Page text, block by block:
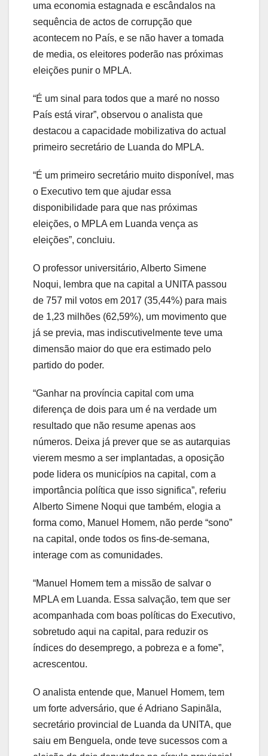
uma economia estagnada e escândalos na
sequência de actos de corrupção que
acontecem no País, e se não haver a tomada
de media, os eleitores poderão nas próximas
eleições punir o MPLA.
“É um sinal para todos que a maré no nosso
País está virar”, observou o analista que
destacou a capacidade mobilizativa do actual
primeiro secretário de Luanda do MPLA.
“É um primeiro secretário muito disponível, mas
o Executivo tem que ajudar essa
disponibilidade para que nas próximas
eleições, o MPLA em Luanda vença as
eleições”, concluiu.
O professor universitário, Alberto Simene
Noqui, lembra que na capital a UNITA passou
de 757 mil votos em 2017 (35,44%) para mais
de 1,23 milhões (62,59%), um movimento que
já se previa, mas indiscutivelmente teve uma
dimensão maior do que era estimado pelo
partido do poder.
“Ganhar na província capital com uma
diferença de dois para um é na verdade um
resultado que não resume apenas aos
números. Deixa já prever que se as autarquias
vierem mesmo a ser implantadas, a oposição
pode lidera os municípios na capital, com a
importância política que isso significa”, referiu
Alberto Simene Noqui que também, elogia a
forma como, Manuel Homem, não perde “sono”
na capital, onde todos os fins-de-semana,
interage com as comunidades.
“Manuel Homem tem a missão de salvar o
MPLA em Luanda. Essa salvação, tem que ser
acompanhada com boas políticas do Executivo,
sobretudo aqui na capital, para reduzir os
índices do desemprego, a pobreza e a fome”,
acrescentou.
O analista entende que, Manuel Homem, tem
um forte adversário, que é Adriano Sapinãla,
secretário provincial de Luanda da UNITA, que
saiu em Benguela, onde teve sucessos com a